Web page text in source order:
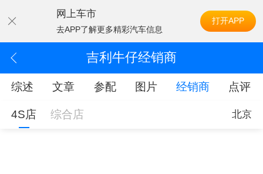
网上车市
去APP了解更多精彩汽车信息
打开APP
吉利牛仔经销商
综述 文章 参配 图片 经销商 点评
4S店 综合店 北京